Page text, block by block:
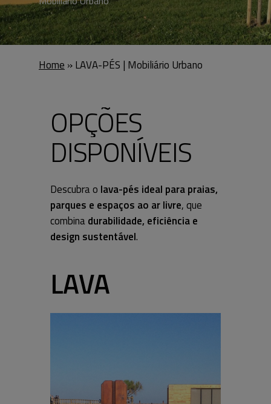
Home »LAVA-PÉS | Mobiliário Urbano
OPÇÕES
DISPONÍVEIS
Descubra o lava-pés ideal para praias,
parques e espaços ao ar livre, que
combinadurabilidade, eficiência e
design sustentável.
LAVA